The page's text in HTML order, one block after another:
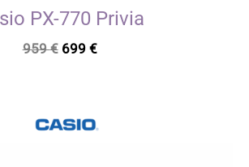
PX-770 Privia
959€ Le
959 €.
699 €Le